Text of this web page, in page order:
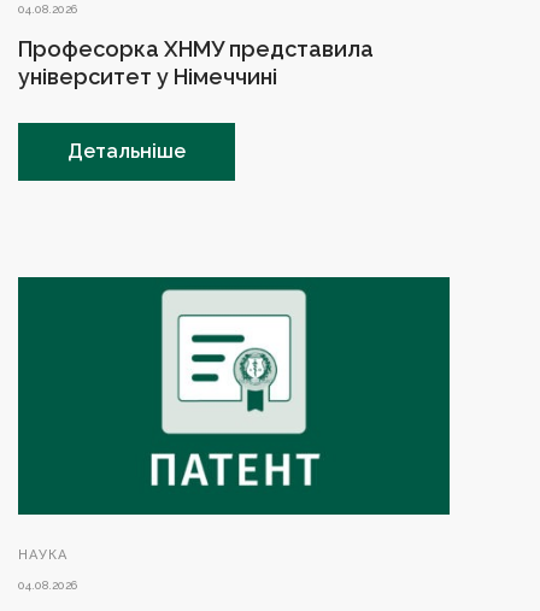
04.08.2026
Професорка ХНМУ представила
університет у Німеччині
Детальніше
НАУКА
04.08.2026